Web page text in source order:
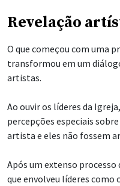
Revelação
O que começou com uma
transformou em um
artistas.
Ao ouvir os líderes da
percepções especiais
artista e eles não fossem
Após um extenso
que envolveu líderes como